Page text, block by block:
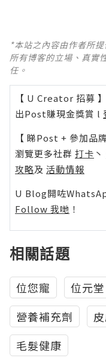
*本站之內容由作者所
所有博客的立場、真實
任。
【 U Creator 招募 】
出Post賺現金獎賞 l
【 睇Post + 參加品
瀏覽更多社群 打卡 丶
攻略及 活動情報
U Blog開咗
Follow 我哋 ！
相關話題
位您寵 位元堂
營養補充劑
毛髮健康